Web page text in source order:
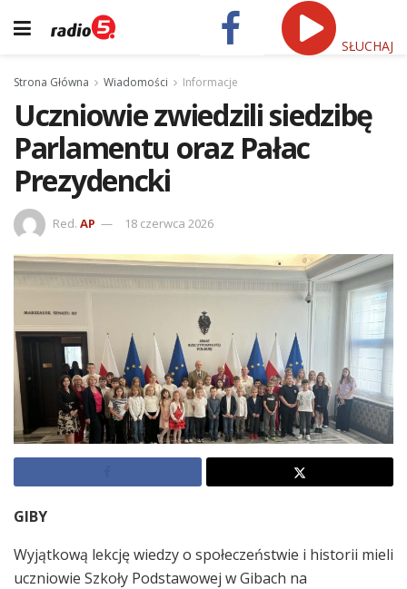
SŁUCHAJ
Strona Główna Wiadomości Informacje
Uczniowie zwiedzili siedzibę
Parlamentu oraz Pałac
Prezydencki
Red. AP 18 czerwca 2026
GIBY
Wyjątkową lekcję wiedzy o społeczeństwie i historii mieli
uczniowie Szkoły Podstawowej w Gibach na